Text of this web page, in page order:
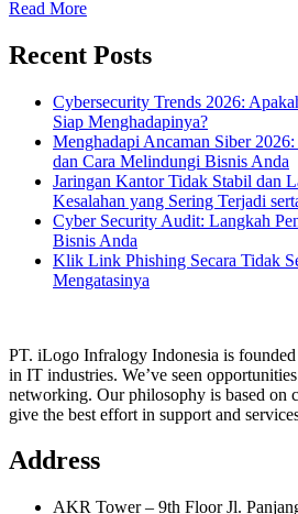
Read More
Recent Posts
Cybersecurity Trends 2026:
Siap Menghadapinya?
Menghadapi Ancaman Siber
dan Cara Melindungi Bisnis Anda
Jaringan Kantor Tidak Stabil dan
Kesalahan yang Sering Terjadi
Cyber Security Audit: Langkah
Bisnis Anda
Klik Link Phishing Secara Tidak
Mengatasinya
PT. iLogo Infralogy Indonesia is founded
in IT industries. We’ve seen
networking. Our philosophy is based on
give the best effort in support and
Address
AKR Tower – 9th Floor Jl.